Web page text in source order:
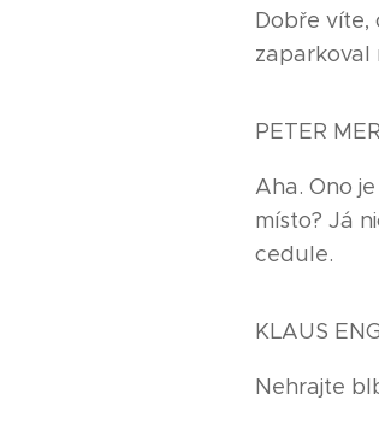
Dobře víte,
zaparkoval
PETER
Aha. Ono
místo? Já
cedule.
KLAUS
Nehrajte